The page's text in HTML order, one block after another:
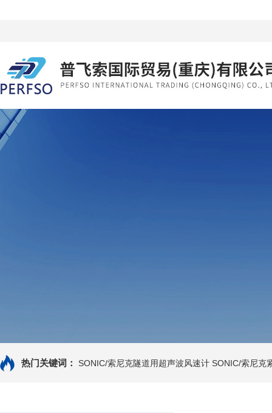
热门关键词： SONIC/索尼克隧道用超声波风速计 SONIC/索尼克